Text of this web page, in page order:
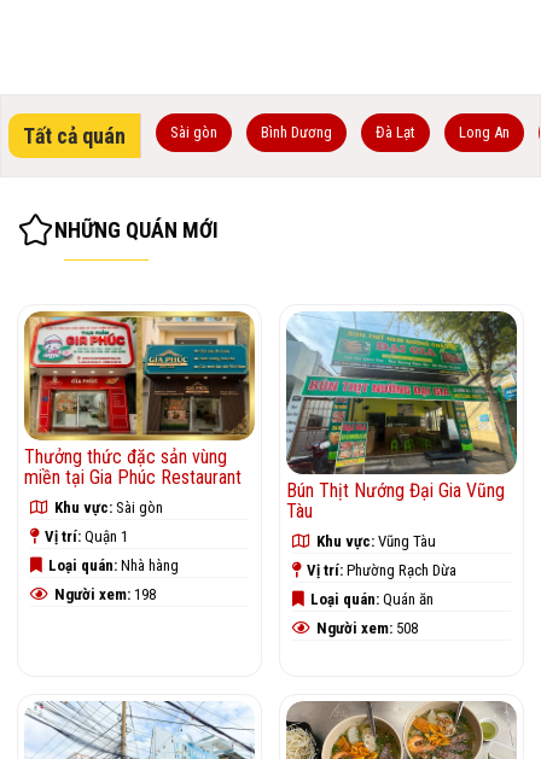
Tất cả quán Sài gòn Bình Dương Đà Lạt Long An
NHỮNG QUÁN MỚI
Thưởng thức đặc sản vùng
miền tại Gia Phúc Restaurant
Khu vực: Sài gòn
Vị trí: Quận 1
Loại quán: Nhà hàng
Người xem: 198
Bún Thịt Nướng Đại Gia Vũng
Tàu
Khu vực: Vũng Tàu
Vị trí: Phường Rạch Dừa
Loại quán: Quán ăn
Người xem: 508